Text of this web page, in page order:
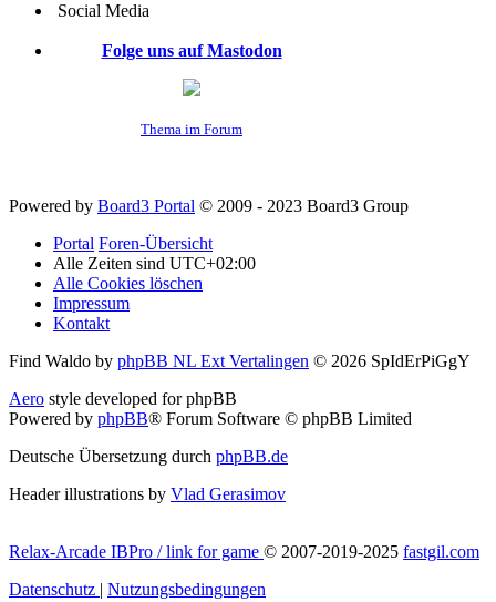
Social Media
Folge uns auf Mastodon
Thema im Forum
Powered by Board3 Portal © 2009 - 2023 Board3 Group
Portal Foren-Übersicht
Alle Zeiten sind UTC+02:00
Alle Cookies löschen
Impressum
Kontakt
Find Waldo by phpBB NL Ext Vertalingen © 2026 SpIdErPiGgY
Aero style developed for phpBB
Powered by phpBB® Forum Software © phpBB Limited
Deutsche Übersetzung durch phpBB.de
Header illustrations by Vlad Gerasimov
Relax-Arcade IBPro / link for game © 2007-2019-2025 fastgil.com
Datenschutz | Nutzungsbedingungen